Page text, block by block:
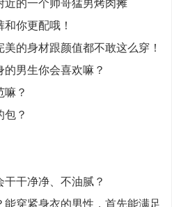
你更配哦！
的身材跟颜值都不敢这么穿！
男生你会喜欢嘛？
？
？
干净净、不油腻？
穿紧身衣的男性，首先能满足